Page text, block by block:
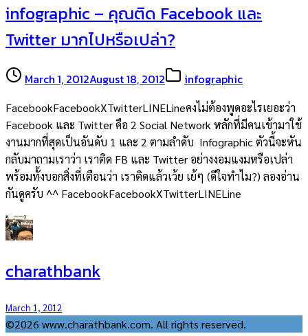
infographic – คุณติด Facebook และ
Twitter มากไปหรือเปล่า?
March 1, 2012August 18, 2012 infographic
FacebookFacebookXTwitterLINELineคงไม่ต้องพูดอะไรเยอะว่า
Facebook และ Twitter คือ 2 Social Network หลักที่มีคนเข้ามาใช้
งานมากที่สุดเป็นอันดับ 1 และ 2 ตามลำดับ Infographic ตัวนี้จะหัน
กลับมาถามเราว่า เราติด FB และ Twitter อย่างงอมแงมหรือเปล่า
พร้อมทั้งบอกสิ่งที่เตือนว่า เราติดแล้วเว้ย เย้ๆ (ดีใจทำไม?) ลองอ่าน
กันดูครับ ^^ FacebookFacebookXTwitterLINELine
charathbank
March 1, 2012
©2026 www.charathbank.com. All rights reserved.